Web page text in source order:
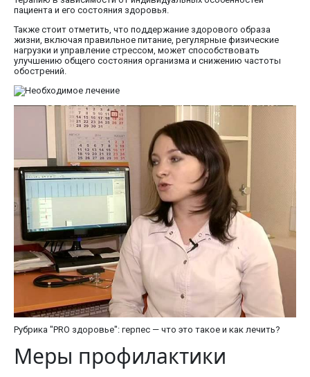
пациента и его состояния здоровья.
Также стоит отметить, что поддержание здорового образа
жизни, включая правильное питание, регулярные физические
нагрузки и управление стрессом, может способствовать
улучшению общего состояния организма и снижению частоты
обострений.
Рубрика "PRO здоровье": герпес — что это такое и как лечить?
Меры профилактики